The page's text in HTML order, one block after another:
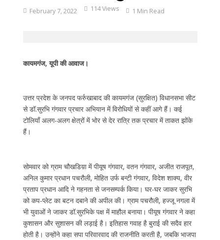
February 7, 2022 114 Views 1 Min Read
कायमगंज, यूपी की आवाज।
उत्तर प्रदेश के जनपद फर्रुखाबाद की कायमगंज (सुरक्षित) विधानसभा सीट
से डॉ.सुरभि गंगवार प्रचार अभियान में विरोधियों से कहीं आगे हैं। कई
टोलियाँ अलग-अलग क्षेत्रों में भोर से देर रात्रि तक प्रचार में ताकत झोंके
हैं।
सोमवार को ग्राम चौखडिय़ा में पीयूष गंगवार, वतन गंगवार, अजीत राजपूत,
अनिल कुमार प्रधान पचरौली, मोहित उर्फ बन्टी गंगवार, विदेश शाक्य, वीर
प्रताप प्रधान आदि ने गहनता से जनसम्पर्क किया। घर-घर जाकर सुरभि
को कप-प्लेट का बटन दबाने की अपील की। ग्राम पचरौली, हज्जू नगला में
भी युवाओं ने जाकर डॉ.सुरभिके पक्ष में माहौल बनाया। पीयूष गंगवार ने कहा
कुशासन और सुशासन की लड़ाई है। इतिहास गवाह है बुराई की सदैव हार
होती है। उन्होंने कहा सपा परिवारवाद की राजनीति करती है, जबकि भाजपा